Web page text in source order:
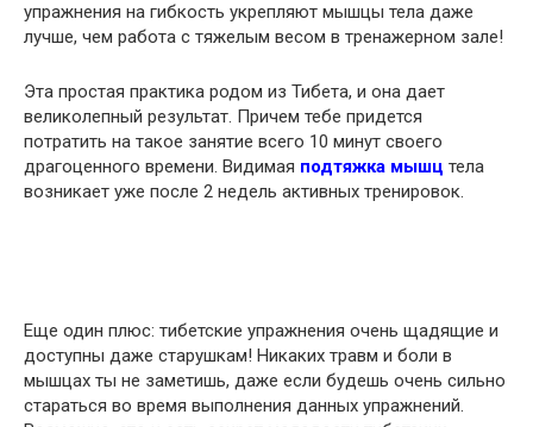
упражнения на гибкость укрепляют мышцы тела даже
лучше, чем работа с тяжелым весом в тренажерном зале!
Эта простая практика родом из Тибета, и она дает
великолепный результат. Причем тебе придется
потратить на такое занятие всего 10 минут своего
драгоценного времени. Видимая подтяжка мышц тела
возникает уже после 2 недель активных тренировок.
Еще один плюс: тибетские упражнения очень щадящие и
доступны даже старушкам! Никаких травм и боли в
мышцах ты не заметишь, даже если будешь очень сильно
стараться во время выполнения данных упражнений.